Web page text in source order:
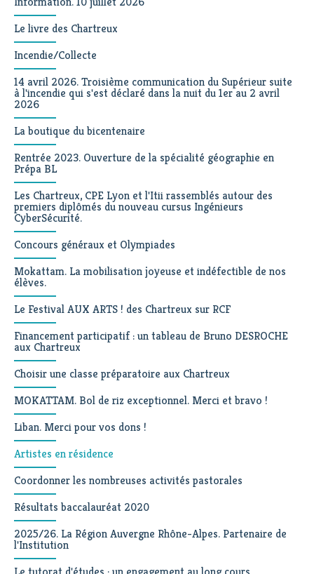
Le livre des Chartreux
Incendie/Collecte
14 avril 2026. Troisième communication du Supérieur suite
à l'incendie qui s'est déclaré dans la nuit du 1er au 2 avril
2026
La boutique du bicentenaire
Rentrée 2023. Ouverture de la spécialité géographie en
Prépa BL
Les Chartreux, CPE Lyon et l'Itii rassemblés autour des
premiers diplômés du nouveau cursus Ingénieurs
CyberSécurité.
Concours généraux et Olympiades
Mokattam. La mobilisation joyeuse et indéfectible de nos
élèves.
Le Festival AUX ARTS ! des Chartreux sur RCF
Financement participatif : un tableau de Bruno DESROCHE
aux Chartreux
Choisir une classe préparatoire aux Chartreux
MOKATTAM. Bol de riz exceptionnel. Merci et bravo !
Liban. Merci pour vos dons !
Artistes en résidence
Coordonner les nombreuses activités pastorales
Résultats baccalauréat 2020
2025/26. La Région Auvergne Rhône-Alpes. Partenaire de
l'Institution